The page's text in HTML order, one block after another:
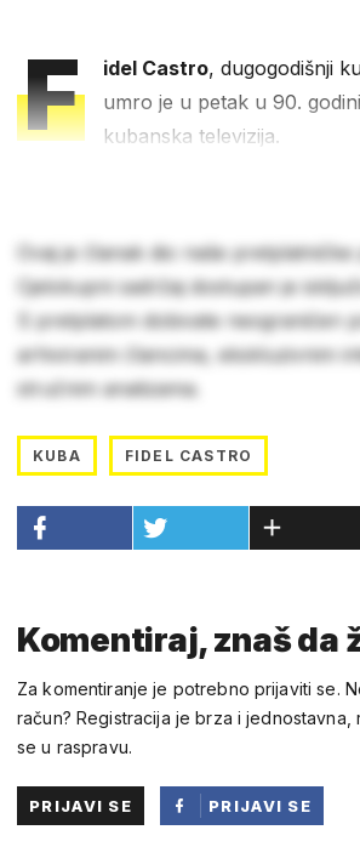
F idel Castro, dugogodišnji
umro je u petak u 90.
kubanska televizija.
Ovaj je članak dio naše pretplatničke
Cjelokupni sadržaj dostupan je
S pretplatom dobivate neograničen
arhiviranim člancima, ekskluzivnim
stručnim analizama.
KUBA FIDEL CASTRO
Komentiraj, znaš da
Za komentiranje je potrebno prijaviti se.
račun? Registracija je brza i jednostavna,
se u raspravu.
PRIJAVI SE
PRIJAVI SE